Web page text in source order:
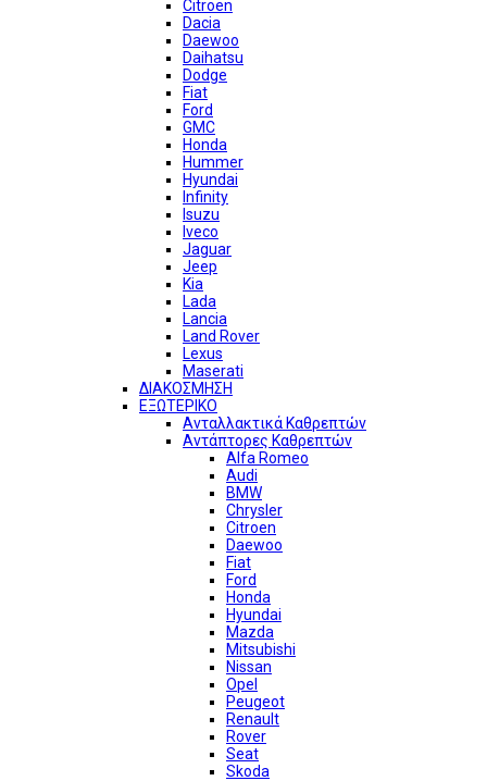
Citroen
Dacia
Daewoo
Daihatsu
Dodge
Fiat
Ford
GMC
Honda
Hummer
Hyundai
Infinity
Isuzu
Iveco
Jaguar
Jeep
Kia
Lada
Lancia
Land Rover
Lexus
Maserati
ΔΙΑΚΟΣΜΗΣΗ
ΕΞΩΤΕΡΙΚΟ
Ανταλλακτικά Καθρεπτών
Αντάπτορες Καθρεπτών
Alfa Romeo
Audi
BMW
Chrysler
Citroen
Daewoo
Fiat
Ford
Honda
Hyundai
Mazda
Mitsubishi
Nissan
Opel
Peugeot
Renault
Rover
Seat
Skoda